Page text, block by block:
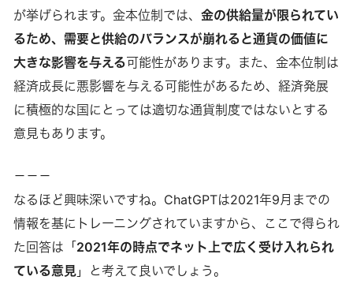
が挙げられます。金本位制では、 金の供給量が限られてい
るため、需要と供給のバランスが崩れると通貨の価値に
大きな影響を与える可能性があります。また、金本位制は
経済成長に悪影響を与える可能性があるため、経済発展
に積極的な国にとっては適切な通貨制度ではないとする
意見もあります。
－－－
なるほど興味深いですね。ChatGPTは2021年9月までの
情報を基にトレーニングされていますから、ここで得られ
た回答は「2021年の時点でネット上で広く受け入れられ
ている意見」と考えて良いでしょう。